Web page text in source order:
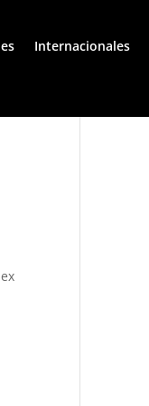
Internacionales